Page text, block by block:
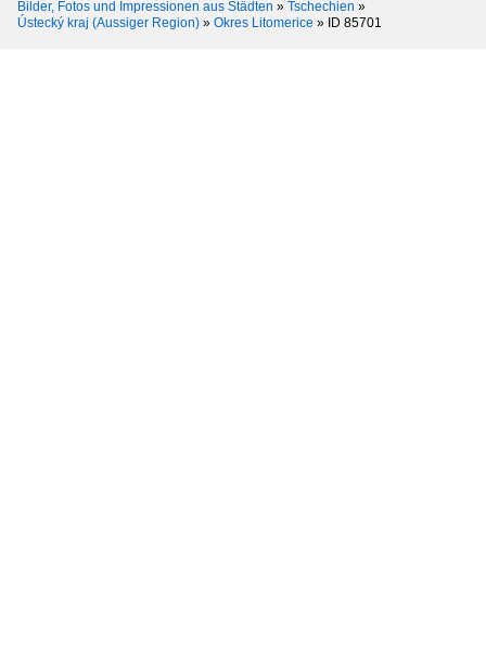
Bilder, Fotos und Impressionen aus Städten » Tschechien »
Ústecký kraj (Aussiger Region) » Okres Litomerice » ID 85701